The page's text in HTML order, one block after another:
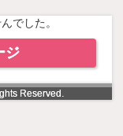
でした。
ジ
Reserved.